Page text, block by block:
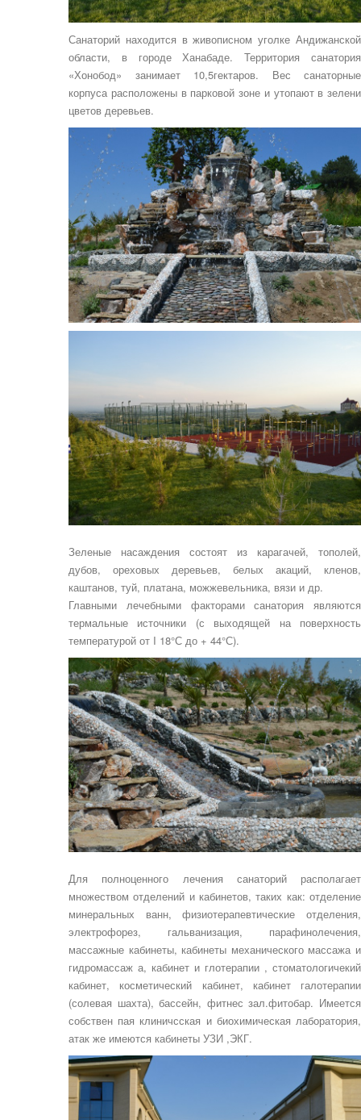
Санаторий находится в живописном уголке Андижанской
области, в городе Ханабаде. Территория санатория
«Хонобод» занимает 10,5гектаров. Вес санаторные
корпуса расположены в парковой зоне и утопают в зелени
цветов деревьев.
Зеленые насаждения состоят из карагачей, тополей,
дубов, ореховых деревьев, белых акаций, кленов,
каштанов, туй, платана, можжевельника, вязи и др.
Главными лечебными факторами санатория являются
термальные источники (с выходящей на поверхность
температурой от I 18°С до + 44°С).
Для полноценного лечения санаторий располагает
множеством отделений и кабинетов, таких как: отделение
минеральных ванн, физиотерапевтические отделения,
электрофорез, гальванизация, парафинолечения,
массажные кабинеты, кабинеты механического массажа и
гидромассаж а, кабинет и глотерапии , стоматологичекий
кабинет, косметический кабинет, кабинет галотерапии
(солевая шахта), бассейн, фитнес зал.фитобар. Имеется
собствен пая клиничсская и биохимическая лаборатория,
атак же имеются кабинеты УЗИ ,ЭКГ.